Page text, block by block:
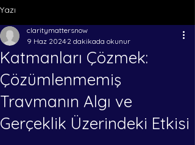
Yazı
Katmanları Çözmek:
Çözümlenmemiş
Travmanın Algı ve
Gerçeklik Üzerindeki Etkisi
claritymattersnow
9 Haz 2024 2 dakikada okunur